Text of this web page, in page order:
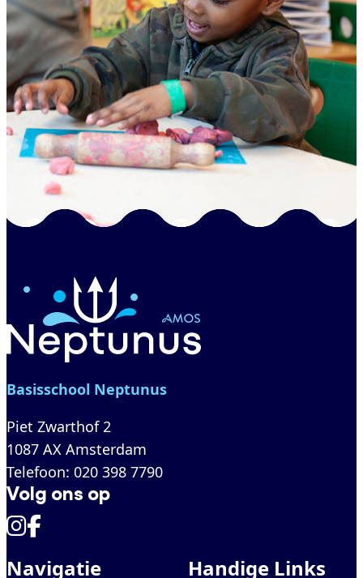
Basisschool Neptunus
Piet Zwarthof 2
1087 AX Amsterdam
Telefoon: 020 398 7790
Volg ons op
Navigatie Handige Links